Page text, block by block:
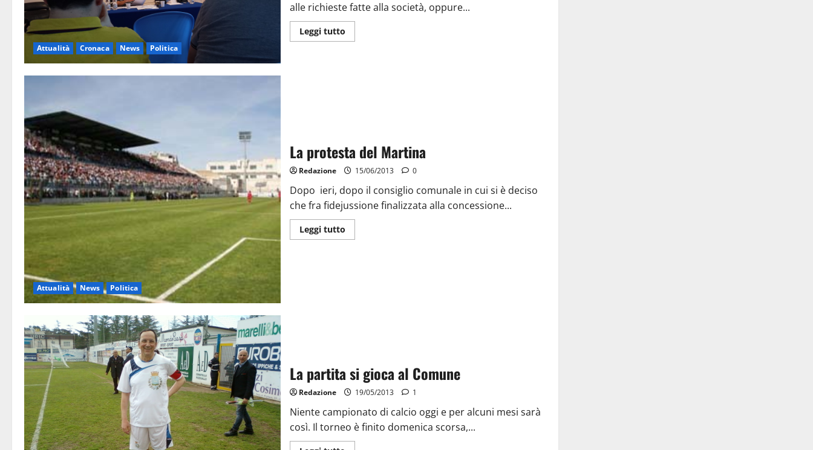
Attualità Cronaca News Politica
alle richieste fatte alla società, oppure...
Leggi tutto
Attualità News Politica
La protesta del Martina
Redazione 15/06/2013 0
Dopo ieri, dopo il consiglio comunale in cui si è deciso
che fra fidejussione finalizzata alla concessione...
Leggi tutto
La partita si gioca al Comune
Redazione 19/05/2013 1
Niente campionato di calcio oggi e per alcuni mesi sarà
così. Il torneo è finito domenica scorsa,...